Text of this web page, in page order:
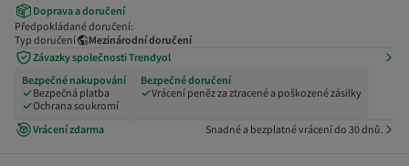
Doprava a doručení
Předpokládané doručení:
Typ doručení
Mezinárodní doručení
Závazky společnosti Trendyol
Bezpečné nakupování
Bezpečná platba
Ochrana soukromí
Bezpečné doručení
Vrácení peněz za ztracené a poškozené zásilky
Vrácení zdarma Snadné a bezplatné vrácení do 30 dnů.